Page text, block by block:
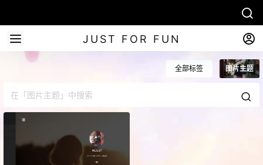
JUST FOR FUN
全部标签 图片主题